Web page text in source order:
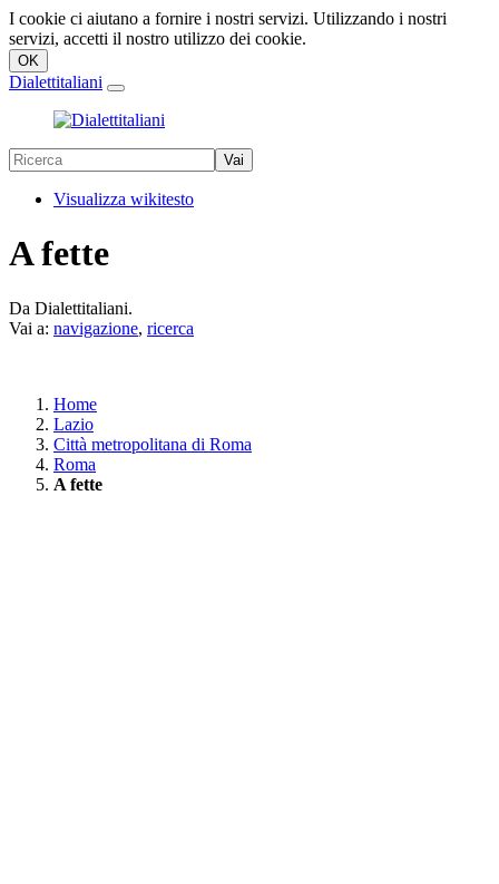
I cookie ci aiutano a fornire i nostri servizi. Utilizzando i nostri
servizi, accetti il nostro utilizzo dei cookie.
Dialettitaliani
Visualizza wikitesto
A fette
Da Dialettitaliani.
Vai a: navigazione, ricerca
Home
Lazio
Città metropolitana di Roma
Roma
A fette